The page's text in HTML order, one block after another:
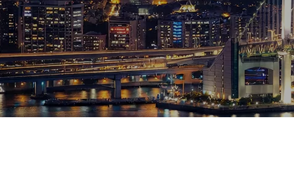
テニス四大大会・五輪
テニス四大大会・五輪